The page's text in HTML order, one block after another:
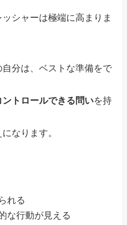
シャーは極端に高まりま
分は、ベストな準備をで
トロールできる問いを持
なります。
れる
な行動が見える